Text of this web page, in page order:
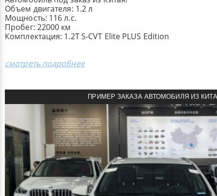
Объем двигателя: 1.2 л
Мощность: 116 л.с.
Пробег: 22000 км
Комплектация: 1.2T S-CVT Elite PLUS Edition
смотреть подробнее
ПРИМЕР ЗАКАЗА АВТОМОБИЛЯ ИЗ